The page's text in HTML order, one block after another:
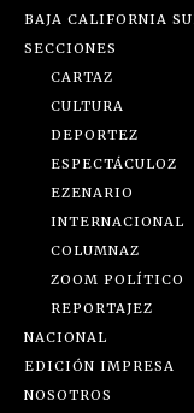
BAJA CALIFORNIA
SECCIONES
CARTAZ
CULTURA
DEPORTEZ
ESPECTÁCULOZ
EZENARIO
INTERNACIONAL
COLUMNAZ
ZOOM POLÍTICO
REPORTAJEZ
NACIONAL
EDICIÓN IMPRESA
NOSOTROS